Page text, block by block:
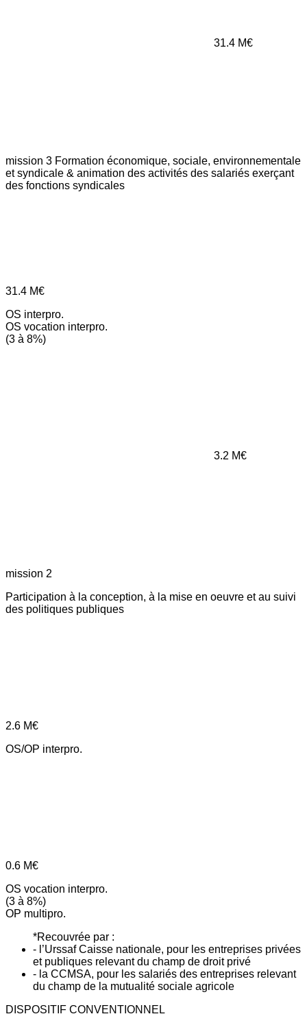
31.4 M€
mission 3 Formation économique, sociale, environnementale
et syndicale & animation des activités des salariés exerçant
des fonctions syndicales
31.4 M€
OS interpro.
OS vocation interpro.
(3 à 8%)
3.2 M€
mission 2
Participation à la conception, à la mise en oeuvre et au suivi
des politiques publiques
2.6 M€
OS/OP interpro.
0.6 M€
OS vocation interpro.
(3 à 8%)
OP multipro.
*Recouvrée par :
- l’Urssaf Caisse nationale, pour les entreprises privées
et publiques relevant du champ de droit privé
- la CCMSA, pour les salariés des entreprises relevant
du champ de la mutualité sociale agricole
DISPOSITIF CONVENTIONNEL